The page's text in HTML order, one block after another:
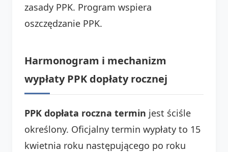
zasady PPK. Program wspiera
oszczędzanie PPK.
Harmonogram i mechanizm
wypłaty PPK dopłaty rocznej
PPK dopłata roczna termin jest ściśle
określony. Oficjalny termin wypłaty to 15
kwietnia roku następującego po roku